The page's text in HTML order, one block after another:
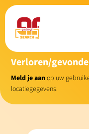
Verloren/
Meld je aanop uw
locatiegegevens.